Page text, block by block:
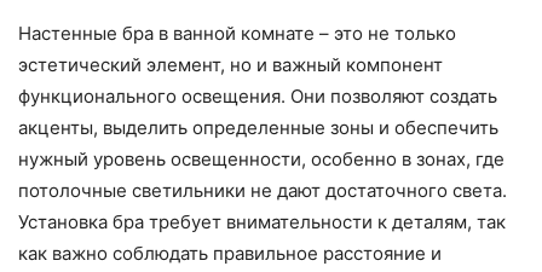
Настенные бра в ванной комнате – это не только
эстетический элемент, но и важный компонент
функционального освещения. Они позволяют создать
акценты, выделить определенные зоны и обеспечить
нужный уровень освещенности, особенно в зонах, где
потолочные светильники не дают достаточного света.
Установка бра требует внимательности к деталям, так
как важно соблюдать правильное расстояние и